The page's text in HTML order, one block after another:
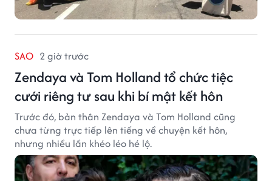
SAO 2 giờ trước
Zendaya và Tom Holland tổ chức tiệc
cưới riêng tư sau khi bí mật kết hôn
Trước đó, bản thân Zendaya và Tom Holland cũng
chưa từng trực tiếp lên tiếng về chuyện kết hôn,
nhưng nhiều lần khéo léo hé lộ.